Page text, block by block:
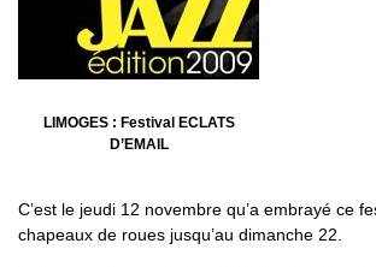
LIMOGES : Festival ECLATS
D’EMAIL
C’est le jeudi 12 novembre qu’a embrayé ce
chapeaux de roues jusqu’au dimanche 22.